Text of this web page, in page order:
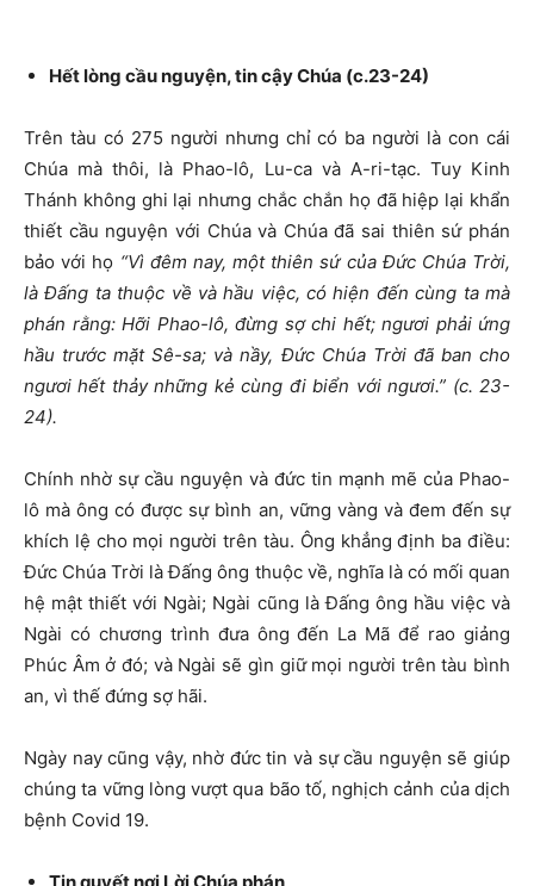
Hết lòng cầu nguyện, tin cậy Chúa (c.23-24)
Trên tàu có 275 người nhưng chỉ có ba người là con cái
Chúa mà thôi, là Phao-lô, Lu-ca và A-ri-tạc. Tuy Kinh
Thánh không ghi lại nhưng chắc chắn họ đã hiệp lại khẩn
thiết cầu nguyện với Chúa và Chúa đã sai thiên sứ phán
bảo với họ “Vì đêm nay, một thiên sứ của Đức Chúa Trời,
là Đấng ta thuộc về và hầu việc, có hiện đến cùng ta mà
phán rằng: Hỡi Phao-lô, đừng sợ chi hết; ngươi phải ứng
hầu trước mặt Sê-sa; và nầy, Đức Chúa Trời đã ban cho
ngươi hết thảy những kẻ cùng đi biển với ngươi.” (c. 23-
24).
Chính nhờ sự cầu nguyện và đức tin mạnh mẽ của Phao-
lô mà ông có được sự bình an, vững vàng và đem đến sự
khích lệ cho mọi người trên tàu. Ông khẳng định ba điều:
Đức Chúa Trời là Đấng ông thuộc về, nghĩa là có mối quan
hệ mật thiết với Ngài; Ngài cũng là Đấng ông hầu việc và
Ngài có chương trình đưa ông đến La Mã để rao giảng
Phúc Âm ở đó; và Ngài sẽ gìn giữ mọi người trên tàu bình
an, vì thế đứng sợ hãi.
Ngày nay cũng vậy, nhờ đức tin và sự cầu nguyện sẽ giúp
chúng ta vững lòng vượt qua bão tố, nghịch cảnh của dịch
bệnh Covid 19.